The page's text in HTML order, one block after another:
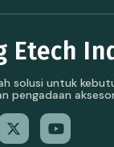
Etech
solusi untuk
pengadaan